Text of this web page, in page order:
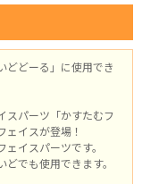
どどーる」に使用でき
スパーツ「かすたむフ
ェイスが登場！
ェイスパーツです。
でも使用できます。